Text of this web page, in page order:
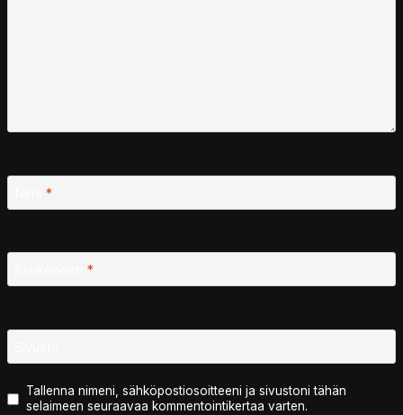
*
*
Tallenna nimeni, sähköpostiosoitteeni ja sivustoni tähän
selaimeen seuraavaa kommentointikertaa varten.